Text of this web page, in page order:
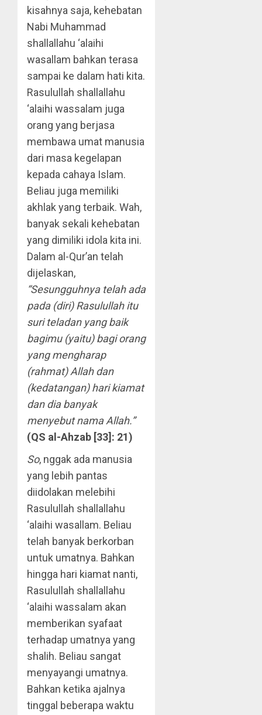
kisahnya saja, kehebatan
Nabi Muhammad
shallallahu ‘alaihi
wasallam bahkan terasa
sampai ke dalam hati kita.
Rasulullah shallallahu
‘alaihi wassalam juga
orang yang berjasa
membawa umat manusia
dari masa kegelapan
kepada cahaya Islam.
Beliau juga memiliki
akhlak yang terbaik. Wah,
banyak sekali kehebatan
yang dimiliki idola kita ini.
Dalam al-Qur’an telah
dijelaskan,
“Sesungguhnya telah ada
pada (diri) Rasulullah itu
suri teladan yang baik
bagimu (yaitu) bagi orang
yang mengharap
(rahmat) Allah dan
(kedatangan) hari kiamat
dan dia banyak
menyebut nama Allah.”
(QS al-Ahzab [33]: 21)
So, nggak ada manusia
yang lebih pantas
diidolakan melebihi
Rasulullah shallallahu
‘alaihi wasallam. Beliau
telah banyak berkorban
untuk umatnya. Bahkan
hingga hari kiamat nanti,
Rasulullah shallallahu
‘alaihi wassalam akan
memberikan syafaat
terhadap umatnya yang
shalih. Beliau sangat
menyayangi umatnya.
Bahkan ketika ajalnya
tinggal beberapa waktu